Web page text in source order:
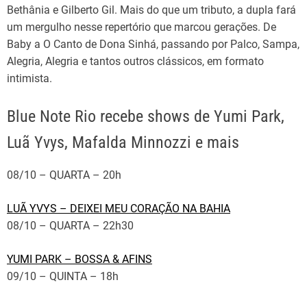
Bethânia e Gilberto Gil. Mais do que um tributo, a dupla fará
um mergulho nesse repertório que marcou gerações. De
Baby a O Canto de Dona Sinhá, passando por Palco, Sampa,
Alegria, Alegria e tantos outros clássicos, em formato
intimista.
Blue Note Rio recebe shows de Yumi Park,
Luã Yvys, Mafalda Minnozzi e mais
08/10 – QUARTA – 20h
LUÃ YVYS – DEIXEI MEU CORAÇÃO NA BAHIA
08/10 – QUARTA – 22h30
YUMI PARK – BOSSA & AFINS
09/10 – QUINTA – 18h